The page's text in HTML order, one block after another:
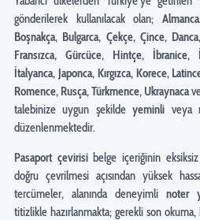
gönderilerek kullanılacak olan;
Boşnakça, Bulgarca, Çekçe, Çince,
Fransızca, Gürcüce, Hintçe,
İtalyanca, Japonca, Kırgızca, Korece,
Romence, Rusça, Türkmence, Ukraynaca
talebinize uygun şekildeyeminli veya
düzenlenmektedir.
Pasaport çevirisi belge içeriğinin
doğru çevrilmesi açısından yüksek
tercümeler, alanında deneyimli noter
titizlikle hazırlanmakta; gerekli son